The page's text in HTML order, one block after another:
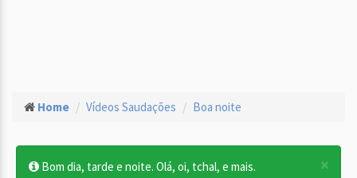
Home Vídeos Saudações Boa noite
×
Bom dia, tarde e noite. Olá, oi, tchal, e mais.